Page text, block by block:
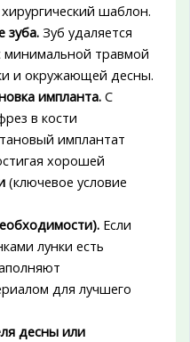
шаблон.
зуба.Зуб удаляется
минимальной травмой
и окружающей десны.
импланта.С
в кости
имплантат
хорошей
(ключевое условие
Если
лунки есть
для лучшего
десны или